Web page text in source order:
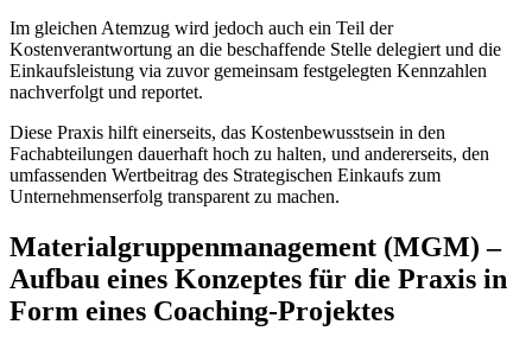
Im gleichen Atemzug wird jedoch auch ein Teil der
Kostenverantwortung an die beschaffende Stelle delegiert und die
Einkaufsleistung via zuvor gemeinsam festgelegten Kennzahlen
nachverfolgt und reportet.
Diese Praxis hilft einerseits, das Kostenbewusstsein in den
Fachabteilungen dauerhaft hoch zu halten, und andererseits, den
umfassenden Wertbeitrag des Strategischen Einkaufs zum
Unternehmenserfolg transparent zu machen.
Materialgruppenmanagement (MGM) –
Aufbau eines Konzeptes für die Praxis in
Form eines Coaching-Projektes